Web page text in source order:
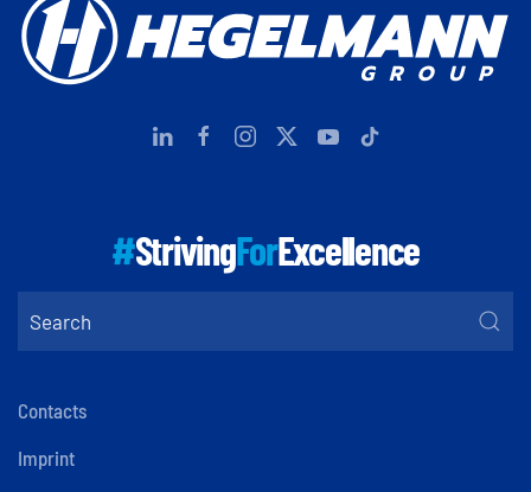
#StrivingForExcellence
Contacts
Imprint